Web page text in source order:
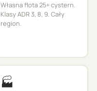
Własna flota 25+ cystern.
Klasy ADR 3, 8, 9. Cały
region.
🏭